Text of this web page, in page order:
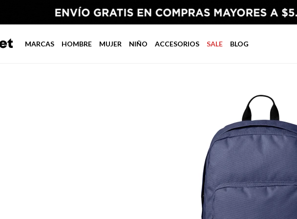
MARCAS HOMBRE MUJER NIÑO ACCESORIOS SALE BLOG